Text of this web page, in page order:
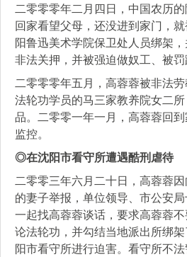
二零零零年二月四日，中国农历
回家看望父母，还没进到家门，
阳鲁迅美术学院保卫处人员绑架
非法关押，并被强迫做奴工、被罚
二零零零年五月，高蓉蓉被非法
法轮功学员的马三家教养院女二
品。二零零一年一月，高蓉蓉回
监控。
◎在沈阳市看守所遭遇酷刑虐待
二零零三年六月二十日，高蓉蓉
的妻子举报，单位领导、市公安
一起找高蓉蓉谈话，要求高蓉蓉
论法轮功，并勾结当地派出所绑
阳市看守所进行迫害。看守所不